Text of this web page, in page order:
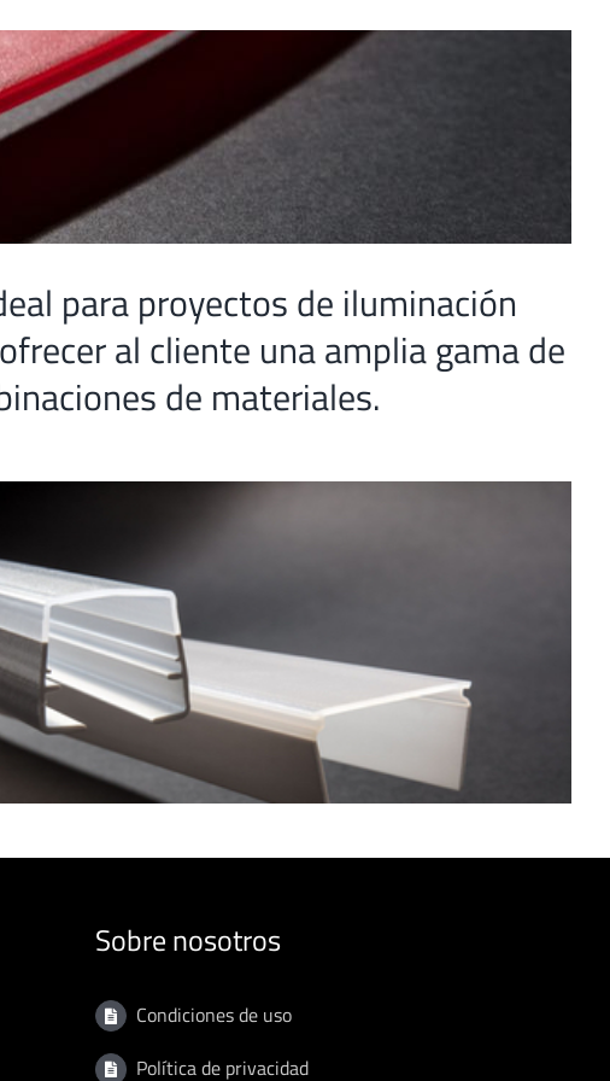
para proyectos de iluminación
al cliente una amplia gama de
de materiales.
Sobre nosotros
Condiciones de uso
Política de privacidad